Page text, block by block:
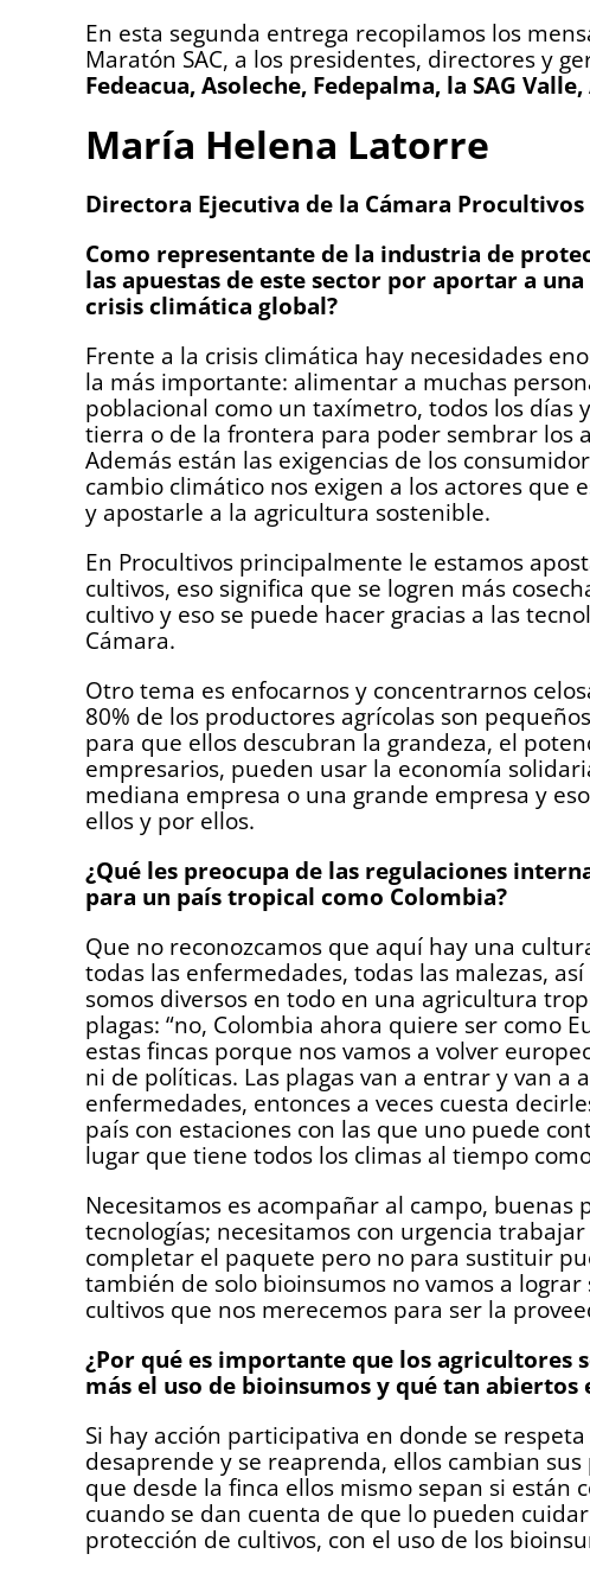
En esta segunda entrega recopilamos los
Maratón SAC, a los presidentes, directores y
Fedeacua, Asoleche, Fedepalma, la SAG
María Helena Latorre
Directora Ejecutiva de la Cámara Procultivos
Como representante de la industria de
las apuestas de este sector por aportar a
crisis climática global?
Frente a la crisis climática hay necesidades
la más importante: alimentar a muchas
poblacional como un taxímetro, todos los días
tierra o de la frontera para poder sembrar los
Además están las exigencias de los
cambio climático nos exigen a los actores que
y apostarle a la agricultura sostenible.
En Procultivos principalmente le estamos
cultivos, eso significa que se logren más
cultivo y eso se puede hacer gracias a las
Cámara.
Otro tema es enfocarnos y concentrarnos
80% de los productores agrícolas son
para que ellos descubran la grandeza, el
empresarios, pueden usar la economía
mediana empresa o una grande empresa y
ellos y por ellos.
¿Qué les preocupa de las regulaciones
para un país tropical como Colombia?
Que no reconozcamos que aquí hay una
todas las enfermedades, todas las malezas,
somos diversos en todo en una agricultura
plagas: “no, Colombia ahora quiere ser como
estas fincas porque nos vamos a volver
ni de políticas. Las plagas van a entrar y van a
enfermedades, entonces a veces cuesta
país con estaciones con las que uno puede
lugar que tiene todos los climas al tiempo
Necesitamos es acompañar al campo,
tecnologías; necesitamos con urgencia
completar el paquete pero no para sustituir
también de solo bioinsumos no vamos a
cultivos que nos merecemos para ser la
¿Por qué es importante que los agricultores
más el uso de bioinsumos y qué tan abiertos
Si hay acción participativa en donde se
desaprende y se reaprenda, ellos cambian
que desde la finca ellos mismo sepan si están
cuando se dan cuenta de que lo pueden
protección de cultivos, con el uso de los